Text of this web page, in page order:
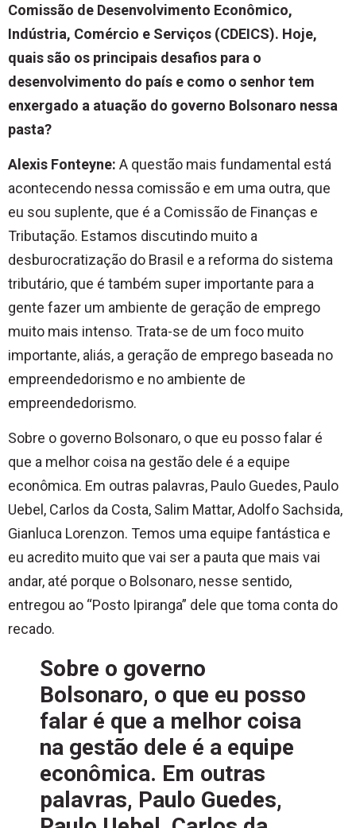
Comissão de Desenvolvimento Econômico,
Indústria, Comércio e Serviços (CDEICS). Hoje,
quais são os principais desafios para o
desenvolvimento do país e como o senhor tem
enxergado a atuação do governo Bolsonaro nessa
pasta?
Alexis Fonteyne: A questão mais fundamental está
acontecendo nessa comissão e em uma outra, que
eu sou suplente, que é a Comissão de Finanças e
Tributação. Estamos discutindo muito a
desburocratização do Brasil e a reforma do sistema
tributário, que é também super importante para a
gente fazer um ambiente de geração de emprego
muito mais intenso. Trata-se de um foco muito
importante, aliás, a geração de emprego baseada no
empreendedorismo e no ambiente de
empreendedorismo.
Sobre o governo Bolsonaro, o que eu posso falar é
que a melhor coisa na gestão dele é a equipe
econômica. Em outras palavras, Paulo Guedes, Paulo
Uebel, Carlos da Costa, Salim Mattar, Adolfo Sachsida,
Gianluca Lorenzon. Temos uma equipe fantástica e
eu acredito muito que vai ser a pauta que mais vai
andar, até porque o Bolsonaro, nesse sentido,
entregou ao “Posto Ipiranga” dele que toma conta do
recado.
Sobre o governo
Bolsonaro, o que eu posso
falar é que a melhor coisa
na gestão dele é a equipe
econômica. Em outras
palavras, Paulo Guedes,